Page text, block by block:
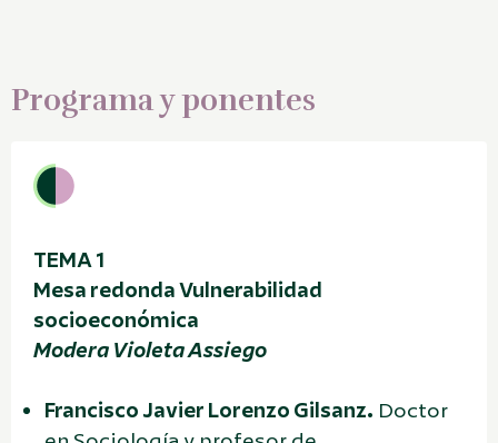
Programa y ponentes
TEMA 1
Mesa redonda Vulnerabilidad
socioeconómica
Modera Violeta Assiego
Francisco Javier Lorenzo Gilsanz. Doctor